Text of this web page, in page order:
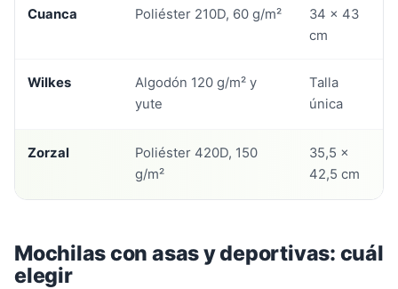
Cuanca Poliéster 210D, 60 g/m²
34 x 43
cm
Wilkes
Algodón 120 g/m² y
yute
Talla
única
Zorzal
Poliéster 420D, 150
g/m²
35,5 x
42,5 cm
Mochilas con asas y deportivas: cuál
elegir